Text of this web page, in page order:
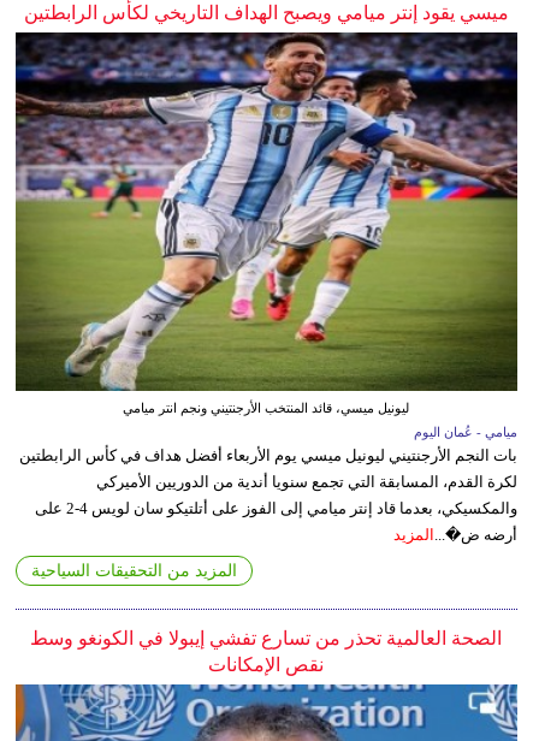
ميسي يقود إنتر ميامي ويصبح الهداف التاريخي لكأس الرابطتين
ليونيل ميسي، قائد المنتخب الأرجنتيني ونجم انتر ميامي
ميامي - عُمان اليوم
بات النجم الأرجنتيني ليونيل ميسي يوم الأربعاء أفضل هداف في كأس الرابطتين
لكرة القدم، المسابقة التي تجمع سنويا أندية من الدوريين الأميركي
والمكسيكي، بعدما قاد إنتر ميامي إلى الفوز على أتلتيكو سان لويس 4-2 على
أرضه ض�...
المزيد
المزيد من التحقيقات السياحية
الصحة العالمية تحذر من تسارع تفشي إيبولا في الكونغو وسط
نقص الإمكانات